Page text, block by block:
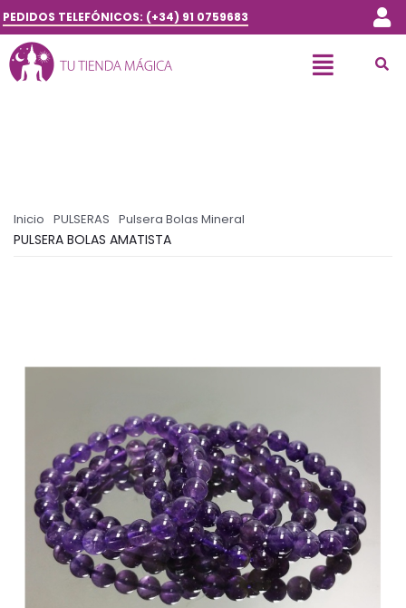
PEDIDOS TELEFÓNICOS: (+34) 91 0759683
Inicio PULSERAS Pulsera Bolas Mineral
PULSERA BOLAS AMATISTA